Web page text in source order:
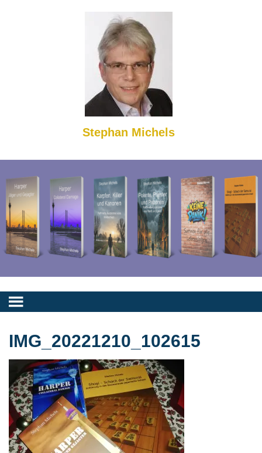
Stephan Michels
IMG_20221210_102615